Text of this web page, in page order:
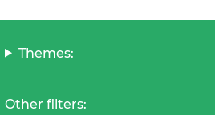
Themes:
Other filters: